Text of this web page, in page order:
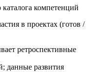
компетенций
в проектах (готов /
ретроспективные
данные развития